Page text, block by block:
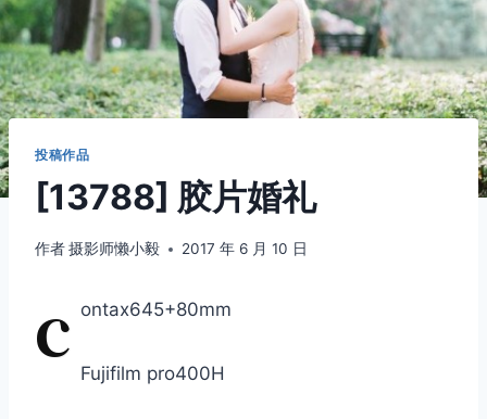
投稿作品
[13788] 胶片婚礼
作者摄影师懒小毅 2017 年 6 月 10 日
c ontax645+80mm
Fujifilm pro400H